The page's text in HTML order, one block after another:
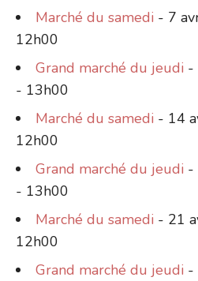
Marché du samedi - 7
12h00
Grand marché du jeudi -
- 13h00
Marché du samedi - 14
12h00
Grand marché du jeudi -
- 13h00
Marché du samedi - 21
12h00
Grand marché du jeudi -